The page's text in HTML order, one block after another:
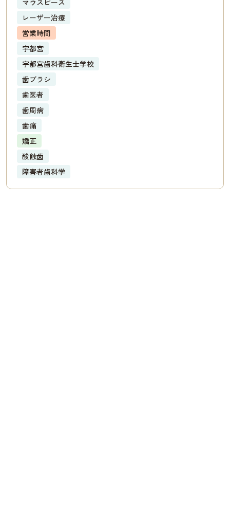
マウスピース
レーザー治療
営業時間
宇都宮
宇都宮歯科衛生士学校
歯ブラシ
歯医者
歯周病
歯痛
矯正
酸蝕歯
障害者歯科学